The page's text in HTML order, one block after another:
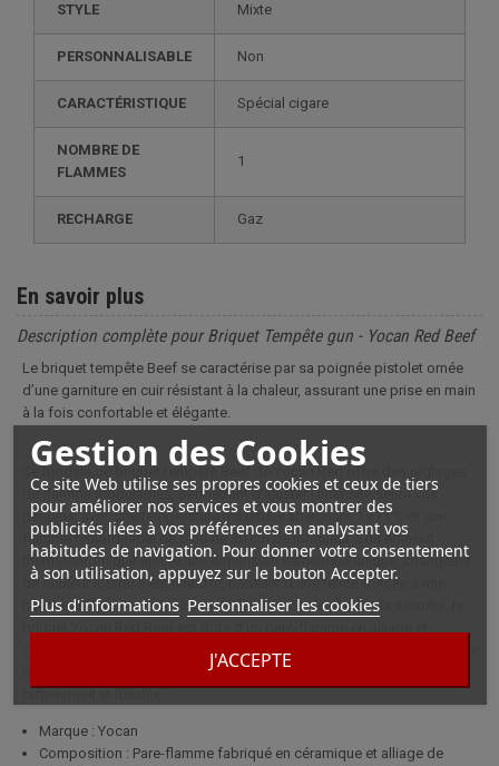
Gestion des Cookies
Ce site Web utilise ses propres cookies et ceux de tiers
pour améliorer nos services et vous montrer des
publicités liées à vos préférences en analysant vos
habitudes de navigation. Pour donner votre consentement
à son utilisation, appuyez sur le bouton Accepter.
Plus d'informations Personnaliser les cookies
J'ACCEPTE
STYLE mixte
PERSONNALISABLE non
CARACTÉRISTIQUE spécial cigare
NOMBRE DE
FLAMMES
1
RECHARGE gaz
En savoir plus
Description complète pour Briquet Tempête gun - Yocan Red Beef
Le briquet tempête Beef se caractérise par sa poignée pistolet ornée
d’une garniture en cuir résistant à la chaleur, assurant une prise en main
à la fois confortable et élégante.
de flamme modulables, permettant d’ajuster l’intensité selon vos
besoins, avec une température maximale atteignant 1 371°C et une
flamme remarquable de plus de 30 cm de longueur. Son embout
thermochromique ajoute une dimension esthétique unique, changeant
de couleur lorsqu’il est chauffé, passant d’une teinte foncée à une
nuance différente en fonction de l’usage. Sur le plan de la sécurité, le
céramique, assurant une protection renforcée et une utilisation en toute
confiance. Ce briquet est l’alliance idéale entre performance,
Marque : Yocan
Composition : Pare-flamme fabriqué en céramique et alliage de